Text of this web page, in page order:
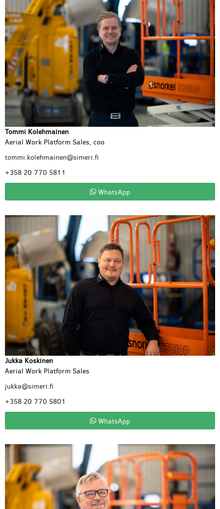
Tommi Kolehmainen
Aerial Work Platform Sales, coo
tommi.kolehmainen@simeri.fi
+358 20 770 5811
WhatsApp
Jukka Koskinen
Aerial Work Platform Sales
jukka@simeri.fi
+358 20 770 5801
WhatsApp